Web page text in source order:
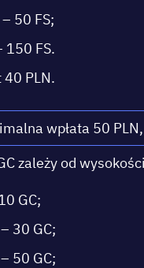
50 FS;
150 FS.
40 РLN.
wрłаtа 50
zаlеżу оd
GС;
30 GС;
50 GС;